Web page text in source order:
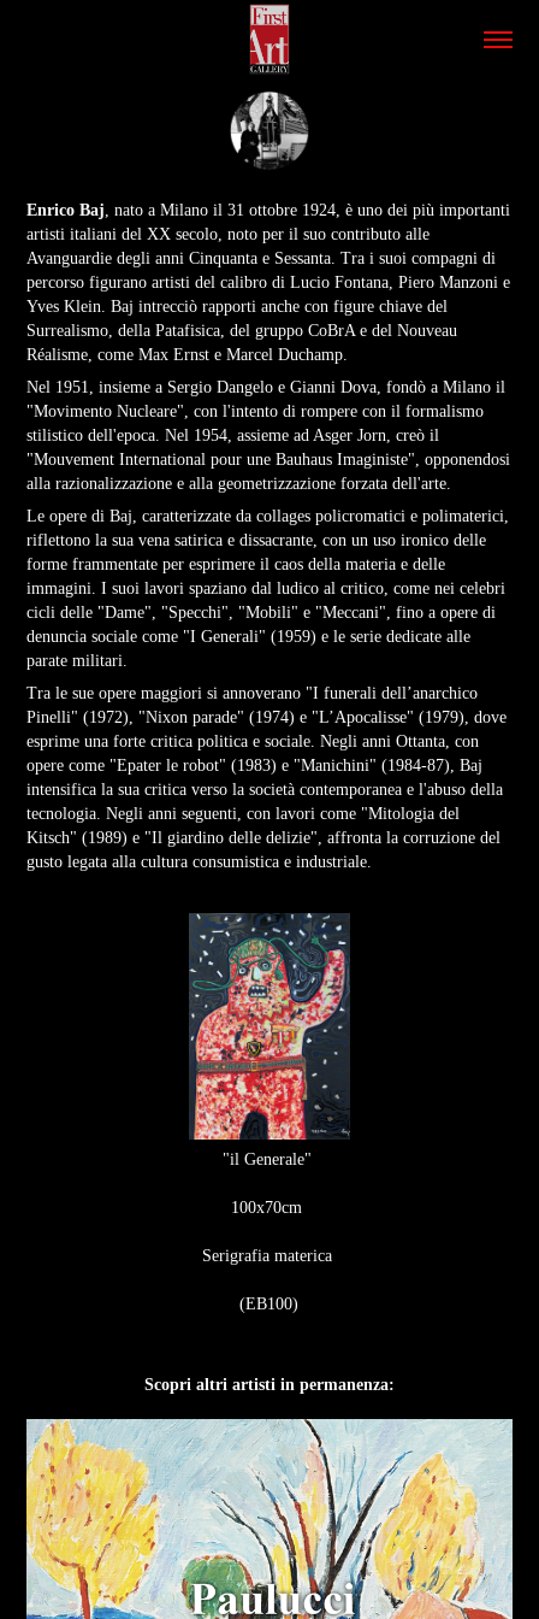
Enrico Baj , nato a Milano il 31 ottobre 1924, è uno dei più importanti
artisti italiani del XX secolo, noto per il suo contributo alle
Avanguardie degli anni Cinquanta e Sessanta. Tra i suoi compagni di
percorso figurano artisti del calibro di Lucio Fontana, Piero Manzoni e
Yves Klein. Baj intrecciò rapporti anche con figure chiave del
Surrealismo, della Patafisica, del gruppo CoBrA e del Nouveau
Réalisme, come Max Ernst e Marcel Duchamp.
Nel 1951, insieme a Sergio Dangelo e Gianni Dova, fondò a Milano il
"Movimento Nucleare", con l'intento di rompere con il formalismo
stilistico dell'epoca. Nel 1954, assieme ad Asger Jorn, creò il
"Mouvement International pour une Bauhaus Imaginiste", opponendosi
alla razionalizzazione e alla geometrizzazione forzata dell'arte.
Le opere di Baj, caratterizzate da collages policromatici e polimaterici,
riflettono la sua vena satirica e dissacrante, con un uso ironico delle
forme frammentate per esprimere il caos della materia e delle
immagini. I suoi lavori spaziano dal ludico al critico, come nei celebri
cicli delle "Dame", "Specchi", "Mobili" e "Meccani", fino a opere di
denuncia sociale come "I Generali" (1959) e le serie dedicate alle
parate militari.
Tra le sue opere maggiori si annoverano "I funerali dell’anarchico
Pinelli" (1972), "Nixon parade" (1974) e "L’Apocalisse" (1979), dove
esprime una forte critica politica e sociale. Negli anni Ottanta, con
opere come "Epater le robot" (1983) e "Manichini" (1984-87), Baj
intensifica la sua critica verso la società contemporanea e l'abuso della
tecnologia. Negli anni seguenti, con lavori come "Mitologia del
Kitsch" (1989) e "Il giardino delle delizie", affronta la corruzione del
gusto legata alla cultura consumistica e industriale.
"il Generale"
100x70cm
Serigrafia materica
(EB100)
Scopri altri artisti in permanenza: